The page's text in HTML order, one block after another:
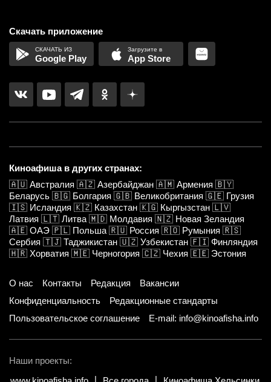
Скачать приложение
Google Play App Store
Киноафиша в других странах:
🇦🇺 Австралия 🇦🇿 Азербайджан 🇦🇲 Армения 🇧🇾
Беларусь 🇧🇬 Болгария 🇬🇧 Великобритания 🇬🇪 Грузия
🇮🇸 Исландия 🇰🇿 Казахстан 🇰🇬 Кыргызстан 🇱🇻
Латвия 🇱🇹 Литва 🇲🇩 Молдавия 🇳🇿 Новая Зеландия
🇦🇪 ОАЭ 🇵🇱 Польша 🇷🇺 Россия 🇷🇴 Румыния 🇷🇸
Сербия 🇹🇯 Таджикистан 🇺🇿 Узбекистан 🇫🇮 Финляндия
🇭🇷 Хорватия 🇲🇪 Черногория 🇨🇿 Чехия 🇪🇪 Эстония
О нас Контакты Редакция
Вакансии
Конфиденциальность
Редакционные стандарты
Пользовательское соглашение
E-mail: info@kinoafisha.info
Наши проекты: